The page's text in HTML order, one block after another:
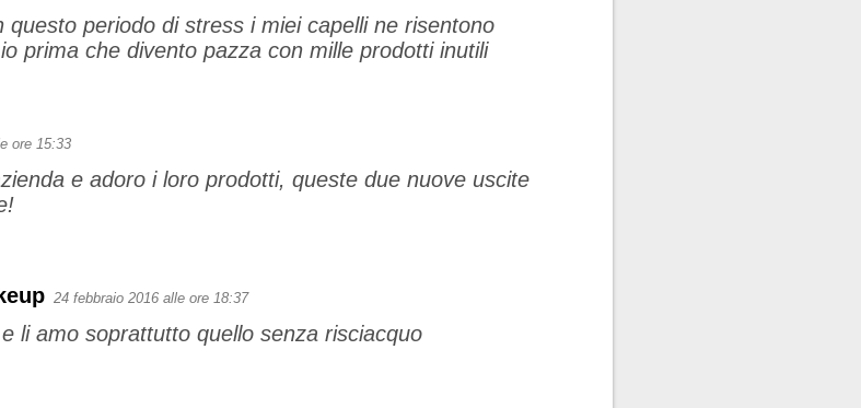
questo periodo di stress i miei capelli ne risentono
prima che divento pazza con mille prodotti inutili
ore 15:33
e adoro i loro prodotti, queste due nuove uscite
24 febbraio 2016 alle ore 18:37
li amo soprattutto quello senza risciacquo